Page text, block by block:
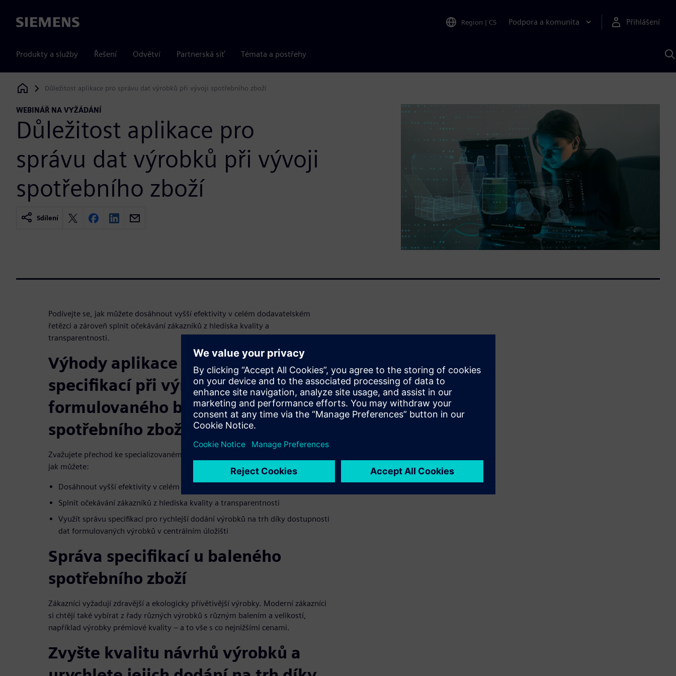
Siemens Region | CS Podpora a komunita Přihlášení
Produkty a služby Řešení Odvětví Partnerská síť Témata a postřehy
Siemens Digital Industries Software
Důležitost aplikace pro správu dat výrobků při vývoji spotřebního zboží
WEBINÁŘ NA VYŽÁDÁNÍ
Důležitost aplikace pro
správu dat výrobků při vývoji
spotřebního zboží
Sdílení
Podívejte se, jak můžete dosáhnout vyšší efektivity v celém dodavatelském
řetězci a zároveň splnit očekávání zákazníků z hlediska kvality a
transparentnosti.
Výhody aplikace pro správu
specifikací při výrobě
formulovaného baleného
spotřebního zboží
Zvažujete přechod ke specializovanému prostředí pro výrobu CPG? Podívejte se,
jak můžete:
Dosáhnout vyšší efektivity v celém dodavatelském řetězci
Splnit očekávání zákazníků z hlediska kvality a transparentnosti
Využít správu specifikací pro rychlejší dodání výrobků na trh díky dostupnosti
dat formulovaných výrobků v centrálním úložišti
Správa specifikací u baleného
spotřebního zboží
Zákazníci vyžadují zdravější a ekologicky přívětivější výrobky. Moderní zákazníci
si chtějí také vybírat z řady různých výrobků s různým balením a velikostí,
například výrobky prémiové kvality – a to vše s co nejnižšími cenami.
Zvyšte kvalitu návrhů výrobků a